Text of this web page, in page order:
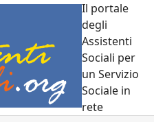
Il portale
degli
Assistenti
Sociali per
un Servizio
Sociale in
rete